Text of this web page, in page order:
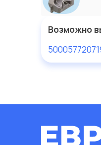
Возможно
50005772